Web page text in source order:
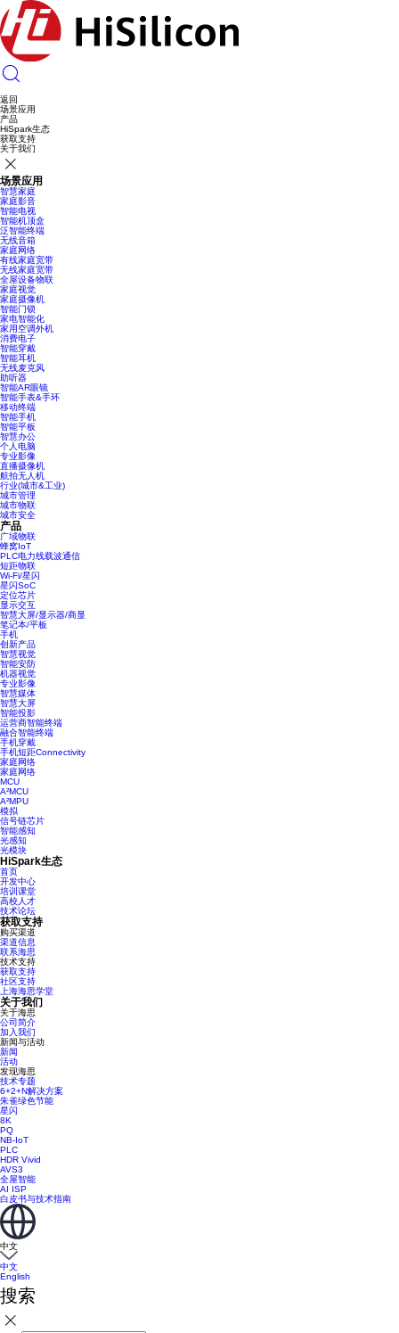
返回
场景应用
产品
HiSpark生态
获取支持
关于我们
场景应用
智慧家庭
家庭影音
智能电视
智能机顶盒
泛智能终端
无线音箱
家庭网络
有线家庭宽带
无线家庭宽带
全屋设备物联
家庭视觉
家庭摄像机
智能门锁
家电智能化
家用空调外机
消费电子
智能穿戴
智能耳机
无线麦克风
助听器
智能AR眼镜
智能手表&手环
移动终端
智能手机
智能平板
智慧办公
个人电脑
专业影像
直播摄像机
航拍无人机
行业(城市&工业)
城市管理
城市物联
城市安全
产品
广域物联
蜂窝IoT
PLC电力线载波通信
短距物联
Wi-Fi/星闪
星闪SoC
定位芯片
显示交互
智慧大屏/显示器/商显
笔记本/平板
手机
创新产品
智慧视觉
智能安防
机器视觉
专业影像
智慧媒体
智慧大屏
智能投影
运营商智能终端
融合智能终端
手机穿戴
手机短距Connectivity
家庭网络
家庭网络
MCU
A²MCU
A²MPU
模拟
信号链芯片
智能感知
光感知
光模块
HiSpark生态
首页
开发中心
培训课堂
高校人才
技术论坛
获取支持
购买渠道
渠道信息
联系海思
技术支持
获取支持
社区支持
上海海思学堂
关于我们
关于海思
公司简介
加入我们
新闻与活动
新闻
活动
发现海思
技术专题
6+2+N解决方案
朱雀绿色节能
星闪
8K
PQ
NB-IoT
PLC
HDR Vivid
AVS3
全屋智能
AI ISP
白皮书与技术指南
中文
中文
English
搜索